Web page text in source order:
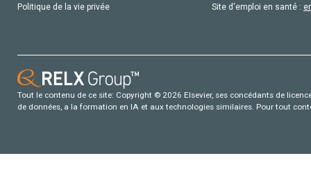
Politique de la vie privée
Site d'emploi en santé :
Tout le contenu de ce site: Copyright © 2026 Elsevier, ses concédants de
de données, a la formation en IA et aux technologies similaires. Pour tout